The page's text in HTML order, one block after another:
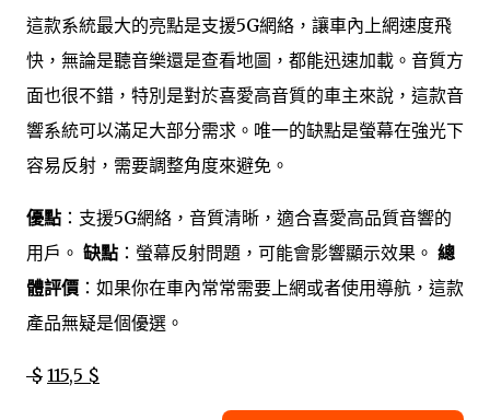
這款系統最大的亮點是支援5G網絡，讓車內上網速度飛
快，無論是聽音樂還是查看地圖，都能迅速加載。音質方
面也很不錯，特別是對於喜愛高音質的車主來說，這款音
響系統可以滿足大部分需求。唯一的缺點是螢幕在強光下
容易反射，需要調整角度來避免。
優點 ：支援5G網絡，音質清晰，適合喜愛高品質音響的
用戶。 缺點 ：螢幕反射問題，可能會影響顯示效果。 總
體評價 ：如果你在車內常常需要上網或者使用導航，這款
產品無疑是個優選。
$ 115,5 $